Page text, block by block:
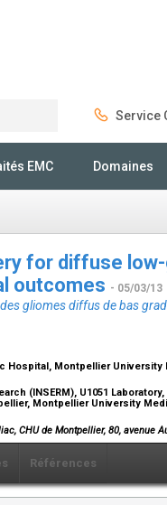
Service
EMC Domaines
for diffuse low-
outcomes - 05/03/13
gliomes diffus de bas
Hospital, Montpellier
(INSERM), U1051
Montpellier University
CHU de Montpellier, 80, avenue
Références